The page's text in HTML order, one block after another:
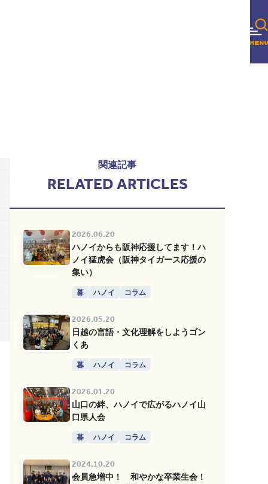
関連記事
RELATED ARTICLES
2026.06.20
ハノイからも阪神応援してます！ハ
ノイ猛虎会（阪神タイガース応援の
集い）
暮 ハノイ コラム
2026.05.20
日越の言語・文化理解をしようゴン
くあ
暮 ハノイ コラム
2026.01.20
山口の絆、ハノイで広がるハノイ山
口県人会
暮 ハノイ コラム
2024.10.20
会員急増中！ 和やかな卒業生会！